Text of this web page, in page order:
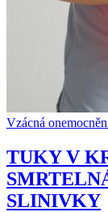
Vzácná
TUKY V
SLINIVKY